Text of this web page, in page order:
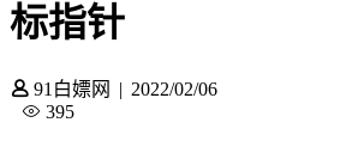
标指针
91白嫖网 | 2022/02/06
395